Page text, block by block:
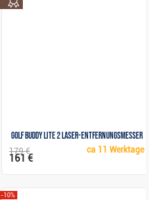
Golf Buddy Lite 2 Laser-Entfernungsmesser
ca 11 Werktage
179 €
161 €
-10%